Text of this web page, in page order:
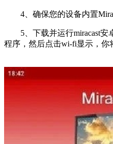
4、确保您的设备内置
5、下载并运行miracast安
程序，然后点击wi-fi显示，你